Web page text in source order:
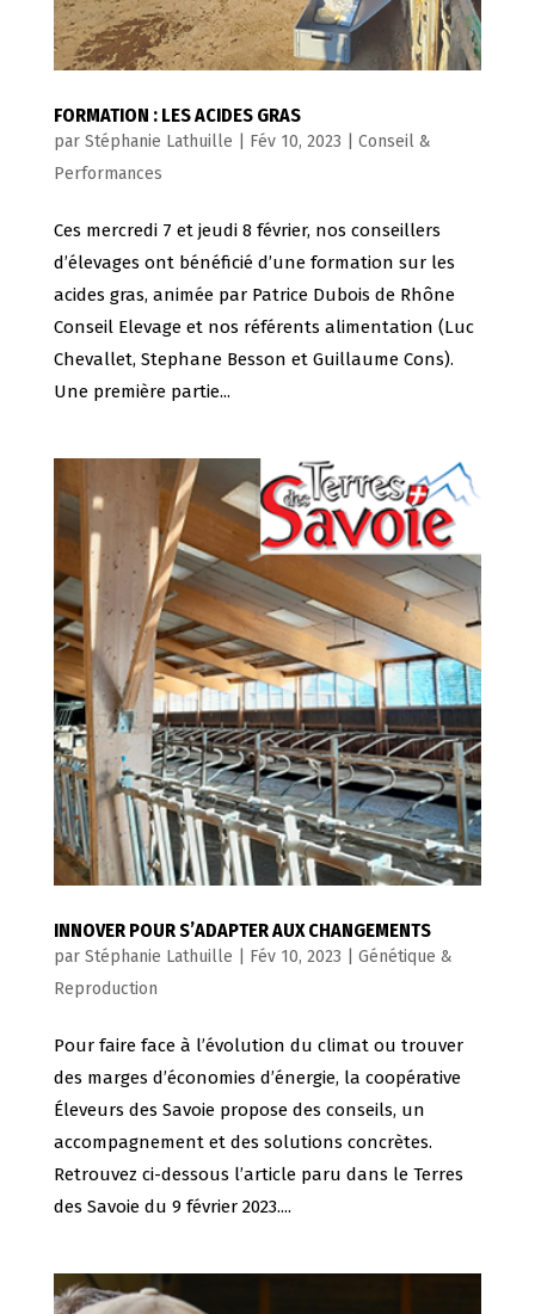
FORMATION : LES ACIDES GRAS
par Stéphanie Lathuille Fév 10, 2023
Conseil &
Performances
Ces mercredi 7 et jeudi 8 février, nos conseillers
d’élevages ont bénéficié d’une formation sur les
acides gras, animée par Patrice Dubois de Rhône
Conseil Elevage et nos référents alimentation (Luc
Chevallet, Stephane Besson et Guillaume Cons).
Une première partie...
INNOVER POUR S’ADAPTER AUX CHANGEMENTS
par Stéphanie Lathuille Fév 10, 2023
Génétique &
Reproduction
Pour faire face à l’évolution du climat ou trouver
des marges d’économies d’énergie, la coopérative
Éleveurs des Savoie propose des conseils, un
accompagnement et des solutions concrètes.
Retrouvez ci-dessous l’article paru dans le Terres
des Savoie du 9 février 2023....